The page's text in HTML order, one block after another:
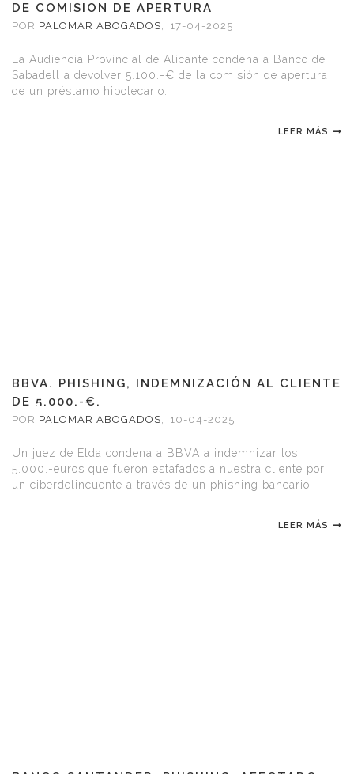
DE COMISION DE APERTURA
POR PALOMAR ABOGADOS, 17-04-2025
La Audiencia Provincial de Alicante condena a Banco de
Sabadell a devolver 5.100.-€ de la comisión de apertura
de un préstamo hipotecario.
LEER MÁS
BBVA. PHISHING, INDEMNIZACIÓN AL CLIENTE
DE 5.000.-€.
POR PALOMAR ABOGADOS, 10-04-2025
Un juez de Elda condena a BBVA a indemnizar los
5.000.-euros que fueron estafados a nuestra cliente por
un ciberdelincuente a través de un phishing bancario
LEER MÁS